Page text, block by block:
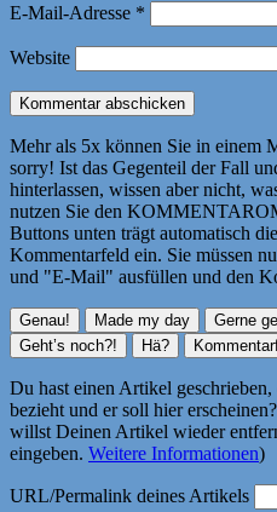
E-Mail-Adresse *
Website
Mehr als 5x können Sie in einem
sorry! Ist das Gegenteil der Fall
hinterlassen, wissen aber nicht,
nutzen Sie den
Buttons unten trägt automatisch
Kommentarfeld ein. Sie müssen
und "E-Mail" ausfüllen und den
Du hast einen Artikel
bezieht und er soll hier
willst Deinen Artikel wieder
eingeben. Weitere Informationen)
URL/Permalink deines Artikels